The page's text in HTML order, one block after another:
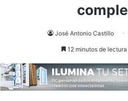
José Antonio Castillo
12 minutos de